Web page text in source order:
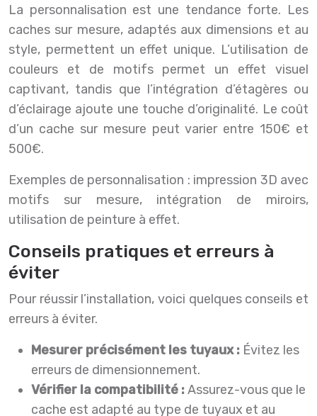
La personnalisation est une tendance forte. Les
caches sur mesure, adaptés aux dimensions et au
style, permettent un effet unique. L’utilisation de
couleurs et de motifs permet un effet visuel
captivant, tandis que l’intégration d’étagères ou
d’éclairage ajoute une touche d’originalité. Le coût
d’un cache sur mesure peut varier entre 150€ et
500€.
Exemples de personnalisation : impression 3D avec
motifs sur mesure, intégration de miroirs,
utilisation de peinture à effet.
Conseils pratiques et erreurs à
éviter
Pour réussir l’installation, voici quelques conseils et
erreurs à éviter.
Mesurer précisément les tuyaux : Évitez les
erreurs de dimensionnement.
Vérifier la compatibilité :Assurez-vous que le
cache est adapté au type de tuyaux et au